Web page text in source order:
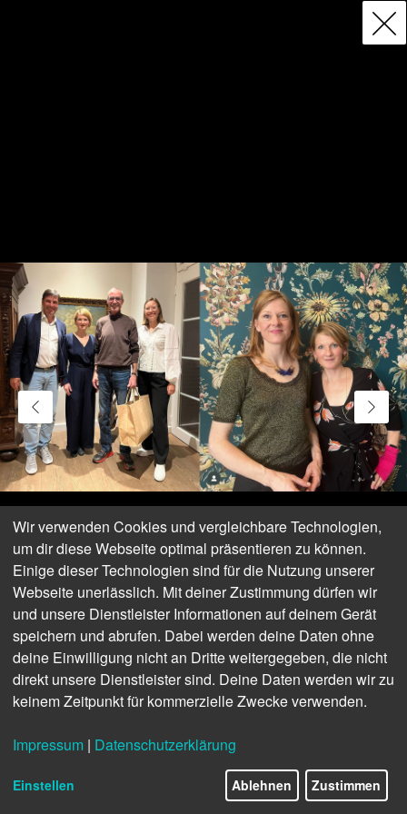
Wir verwenden Cookies und vergleichbare Technologien,
um dir diese Webseite optimal präsentieren zu können.
Einige dieser Technologien sind für die Nutzung unserer
Webseite unerlässlich. Mit deiner Zustimmung dürfen wir
und unsere Dienstleister Informationen auf deinem Gerät
speichern und abrufen. Dabei werden deine Daten ohne
deine Einwilligung nicht an Dritte weitergegeben, die nicht
direkt unsere Dienstleister sind. Deine Daten werden wir zu
keinem Zeitpunkt für kommerzielle Zwecke verwenden.
Impressum | Datenschutzerklärung
Einstellen Ablehnen Zustimmen